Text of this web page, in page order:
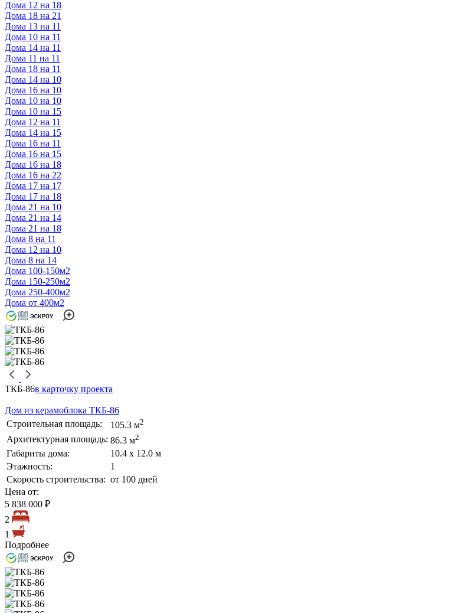
Дома 12 на 18
Дома 18 на 21
Дома 13 на 11
Дома 10 на 11
Дома 14 на 11
Дома 11 на 11
Дома 18 на 11
Дома 14 на 10
Дома 16 на 10
Дома 10 на 10
Дома 10 на 15
Дома 12 на 11
Дома 14 на 15
Дома 16 на 11
Дома 16 на 15
Дома 16 на 18
Дома 16 на 22
Дома 17 на 17
Дома 17 на 18
Дома 21 на 10
Дома 21 на 14
Дома 21 на 18
Дома 8 на 11
Дома 12 на 10
Дома 8 на 14
Дома 100-150м2
Дома 150-250м2
Дома 250-400м2
Дома от 400м2
ТКБ-86в карточку проекта
Дом из керамоблока ТКБ-86
Строительная площадь:
105.3 м2
Архитектурная площадь: 86.3 м2
Габариты дома:
10.4 х 12.0 м
Этажность:
1
Скорость строительства: от 100 дней
Цена от:
5 838 000 ₽
2
1
Подробнее